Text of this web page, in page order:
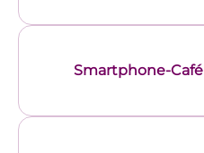
Smartphone-Café